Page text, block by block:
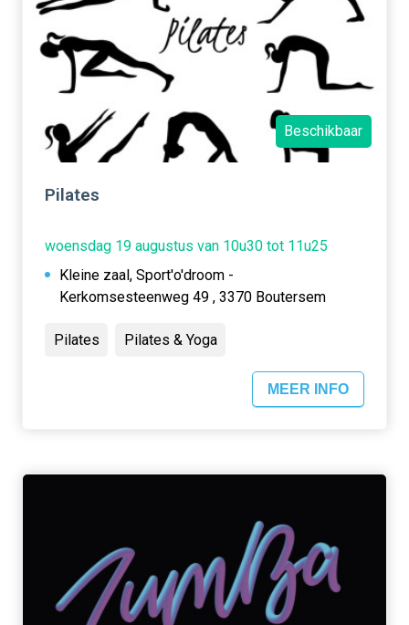
Beschikbaar
Pilates
woensdag 19 augustus van 10u30 tot 11u25
Kleine zaal, Sport'o'droom -
Kerkomsesteenweg 49 , 3370 Boutersem
Pilates Pilates & Yoga
MEER INFO